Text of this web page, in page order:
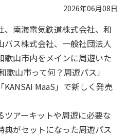
2026年06月08日
南海電気鉄道株式会社、和
ス株式会社、一般社団法人
山市内をメインに周遊いた
歌山市って何？周遊パス」
MaaS」で新しく発売
アーキットや周遊に必要な
がセットになった周遊パス